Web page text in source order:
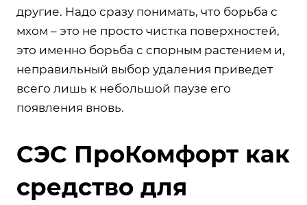
другие. Надо сразу понимать, что борьба с
мхом – это не просто чистка поверхностей,
это именно борьба с спорным растением и,
неправильный выбор удаления приведет
всего лишь к небольшой паузе его
появления вновь.
СЭС ПроКомфорт как
средство для